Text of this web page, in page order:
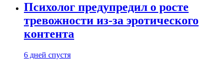
Психолог предупредил о росте
тревожности из-за эротического
контента
6 дней спустя